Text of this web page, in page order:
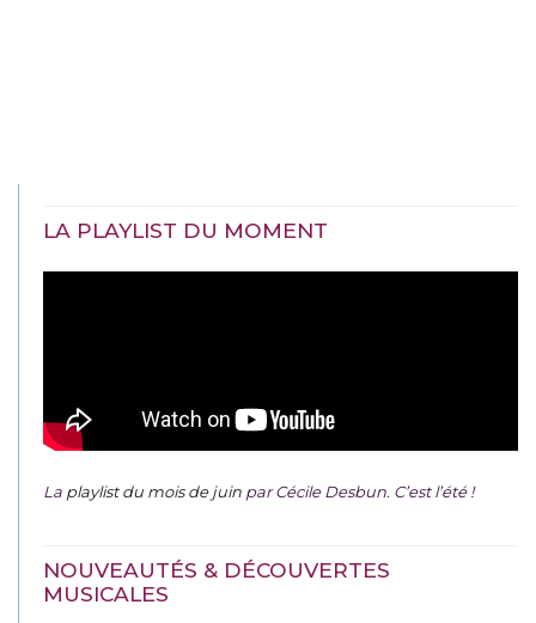
LA PLAYLIST DU MOMENT
La playlist du mois de juin par Cécile Desbun. C’est l’été !
NOUVEAUTÉS & DÉCOUVERTES
MUSICALES